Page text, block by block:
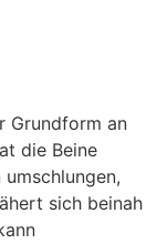
Grundform an
die Beine
sich beinah